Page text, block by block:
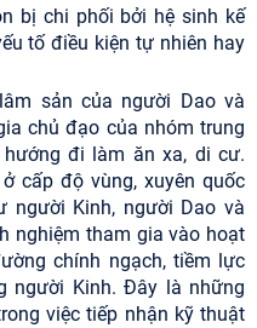
bị chi phối bởi hệ sinh kế
tố điều kiện tự nhiên hay
sản của người Dao và
chủ đạo của nhóm trung
đi làm ăn xa, di cư.
cấp độ vùng, xuyên quốc
người Kinh, người Dao và
nghiệm tham gia vào hoạt
chính ngạch, tiềm lực
người Kinh. Đây là những
việc tiếp nhận kỹ thuật